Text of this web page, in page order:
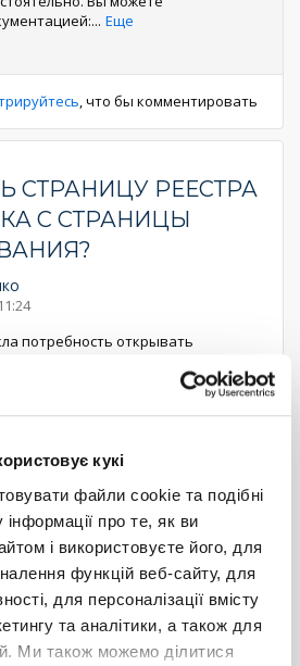
кукі
файли cookie та подібні
інформації про те, як ви
і використовуєте його, для
функцій веб-сайту, для
для персоналізації вмісту
та аналітики, а також для
Ми також можемо ділитися
... Еще
, что бы комментировать
СТРАНИЦУ РЕЕСТРА
С СТРАНИЦЫ
потребность открывать
проблема состоит в
но не прогружается, если
в совмещенном режиме
2